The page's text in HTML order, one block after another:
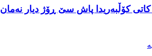
کاتی کۆڵبەریدا پاش سێ ڕۆژ دیار نەمان